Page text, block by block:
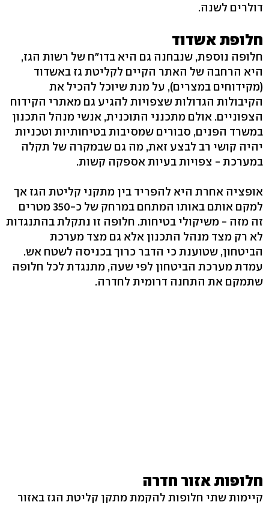
דולרים לשנה.
חלופת אשדוד
חלופה נוספת, שנבחנה גם היא בדו"ח של רשות הגז,
היא הרחבה של האתר הקיים לקליטת גז באשדוד
(מקידוחים במצרים), על מנת שיוכל להכיל את
הקיבולות הגדולות שצפויות להגיע גם מאתרי הקידוח
הצפוניים. אולם מתכנני התוכנית, אנשי מנהל התכנון
במשרד הפנים, סבורים שמסיבות בטיחותיות וטכניות
יהיה קושי רב לבצע זאת, מה גם שבמקרה של תקלה
במערכת - צפויות בעיות אספקה קשות.
אופציה אחרת היא להפריד בין מתקני קליטת הגז אך
למקם אותם באותו המתחם במרחק של כ-350 מטרים
זה מזה - משיקולי בטיחות. חלופה זו נתקלת בהתנגדות
לא רק מצד מנהל התכנון אלא גם מצד מערכת
הביטחון, שטוענת כי הדבר כרוך בכניסה לשטח אש.
עמדת מערכת הביטחון לפי שעה, מתנגדת לכל חלופה
שתמקם את התחנה דרומית לחדרה.
חלופות אזור חדרה
קיימות שתי חלופות להקמת מתקן קליטת הגז באזור